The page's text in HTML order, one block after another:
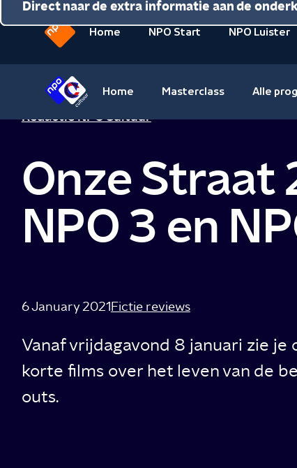
Direct naar de inhoud
Direct naar de hoofdnavigatie
Direct naar de extra informatie aan de
beginpagina
van
Home NPO Start NPO Luister
van
NPO
Cultuur
Home Masterclass Alle
Redactie NPO Cultuur
Onze Straat
NPO 3 en
6 January 2021Fictie reviews
Vanaf vrijdagavond 8 januari zie je
korte films over het leven van de
outs.